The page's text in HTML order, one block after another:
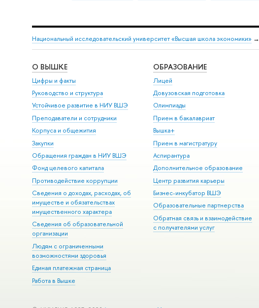
Национальный исследовательский университет «Высшая школа экономики» →
О ВЫШКЕ
Цифры и факты
Руководство и структура
Устойчивое развитие в НИУ ВШЭ
Преподаватели и сотрудники
Корпуса и общежития
Закупки
Обращения граждан в НИУ ВШЭ
Фонд целевого капитала
Противодействие коррупции
Сведения о доходах, расходах, об
имуществе и обязательствах
имущественного характера
Сведения об образовательной
организации
Людям с ограниченными
возможностями здоровья
Единая платежная страница
Работа в Вышке
ОБРАЗОВАНИЕ
Лицей
Довузовская подготовка
Олимпиады
Прием в бакалавриат
Вышка+
Прием в магистратуру
Аспирантура
Дополнительное образование
Центр развития карьеры
Бизнес-инкубатор ВШЭ
Образовательные партнерства
Обратная связь и взаимодействие
с получателями услуг